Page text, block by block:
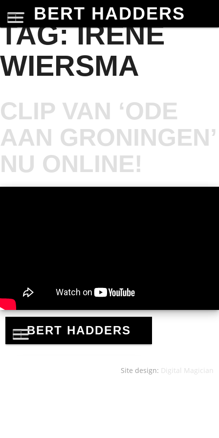
BERT HADDERS
TAG:IRENE
WIERSMA
CLIP VAN ‘ODE
AAN GRONINGEN’
NU ONLINE!
Site design: Digital Magician